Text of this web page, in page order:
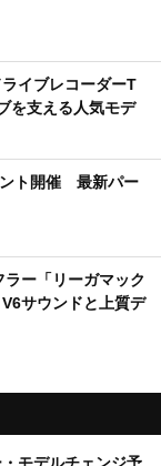
ライブレコーダーT
を支える人気モデ
ト開催 最新パー
ー「リーガマック
サウンドと上質デ
・モデルチェンジ予